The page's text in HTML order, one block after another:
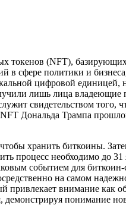
(NFT),
сфере политики и
цифровой
лишь лица владеющие
свидетельством того,
Дональда Трампа
хранить биткоины.
процесс необходимо до
событием для
на самом
привлекает внимание как
понимание